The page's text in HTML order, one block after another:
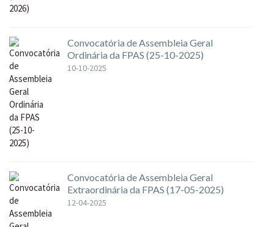
Convocatória de Assembleia Geral
Ordinária da FPAS (25-10-2025)
10-10-2025
Convocatória de Assembleia Geral
Extraordinária da FPAS (17-05-2025)
12-04-2025